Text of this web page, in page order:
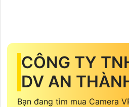
CÔNG TY
DV AN
Bạn đang tìm mua Camera